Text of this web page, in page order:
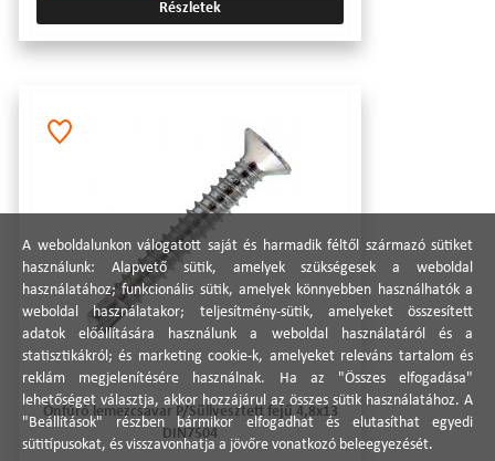
Részletek
Önfúró lemezcsavar P/Süllyesztett fejű 4,8x13
DIN7504
A weboldalunkon válogatott saját és harmadik féltől származó sütiket
használunk: Alapvető sütik, amelyek szükségesek a weboldal
használatához; funkcionális sütik, amelyek könnyebben használhatók a
weboldal használatakor; teljesítmény-sütik, amelyeket összesített
adatok előállítására használunk a weboldal használatáról és a
statisztikákról; és marketing cookie-k, amelyeket releváns tartalom és
reklám megjelenítésére használnak. Ha az "Összes elfogadása"
lehetőséget választja, akkor hozzájárul az összes sütik használatához. A
"Beállítások" részben bármikor elfogadhat és elutasíthat egyedi
sütitípusokat, és visszavonhatja a jövőre vonatkozó beleegyezését.